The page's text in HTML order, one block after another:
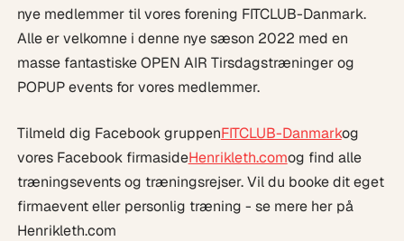
nye medlemmer til vores forening FITCLUB-Danmark.
Alle er velkomne i denne nye sæson 2022 med en
masse fantastiske OPEN AIR Tirsdagstræninger og
POPUP events for vores medlemmer.
Tilmeld dig Facebook gruppenFITCLUB-Danmarkog
vores Facebook firmasideHenrikleth.comog find alle
træningsevents og træningsrejser. Vil du booke dit eget
firmaevent eller personlig træning - se mere her på
Henrikleth.com